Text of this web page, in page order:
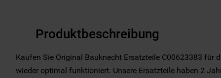
Produktbeschreibung
Kaufen Sie Original Bauknecht Ersatzteile C00623383 für
wieder optimal funktioniert. Unsere Ersatzteile haben 2